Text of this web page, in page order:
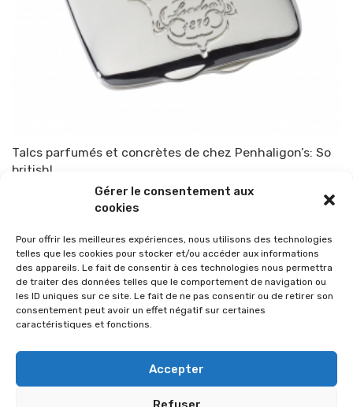
Gérer le consentement aux
cookies
Pour offrir les meilleures expériences, nous utilisons des technologies
telles que les cookies pour stocker et/ou accéder aux informations
des appareils. Le fait de consentir à ces technologies nous permettra
de traiter des données telles que le comportement de navigation ou
les ID uniques sur ce site. Le fait de ne pas consentir ou de retirer son
consentement peut avoir un effet négatif sur certaines
caractéristiques et fonctions.
Accepter
Talcs parfumés et concrètes de chez Penhaligon’s: So
british!
TOP-PARENTS 3 septembre 2014